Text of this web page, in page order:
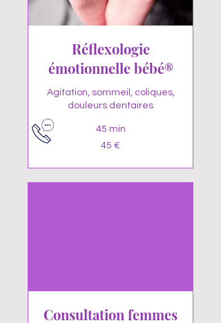
Réflexologie
émotionnelle bébé®
Agitation, sommeil, coliques,
douleurs dentaires
45 min
45
45 €
Consultation femmes